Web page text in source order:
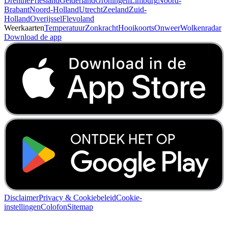
BrabantNoord-HollandUtrechtZeelandZuid-
HollandOverijsselFlevoland
WeerkaartenTemperatuurZonkrachtHooikoortsOnweerWolkenradar
Download de app
DisclaimerPrivacy & CookiebeleidCookie-
instellingenColofonSitemap